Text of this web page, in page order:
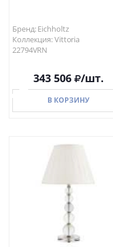
Бренд: Eichholtz
Коллекция: Vittoria
22794VRN
343 506 /шт.
В КОРЗИНУ
В КОРЗИНУ